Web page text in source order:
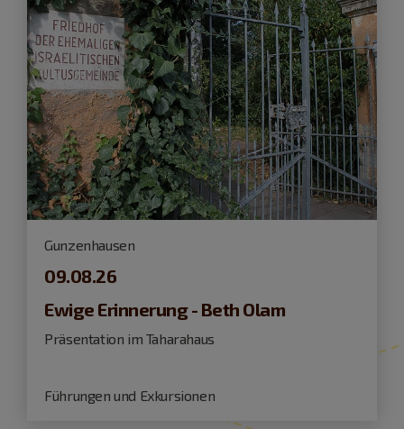
Gunzenhausen
09.08.26
Ewige Erinnerung - Beth Olam
Präsentation im Taharahaus
Führungen und Exkursionen